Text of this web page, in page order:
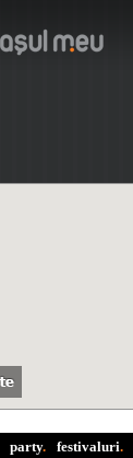
party. festivaluri.